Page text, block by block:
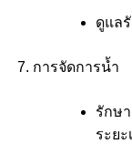
ดูแล
การจัดการน้ำ
รักษ
ระยะ